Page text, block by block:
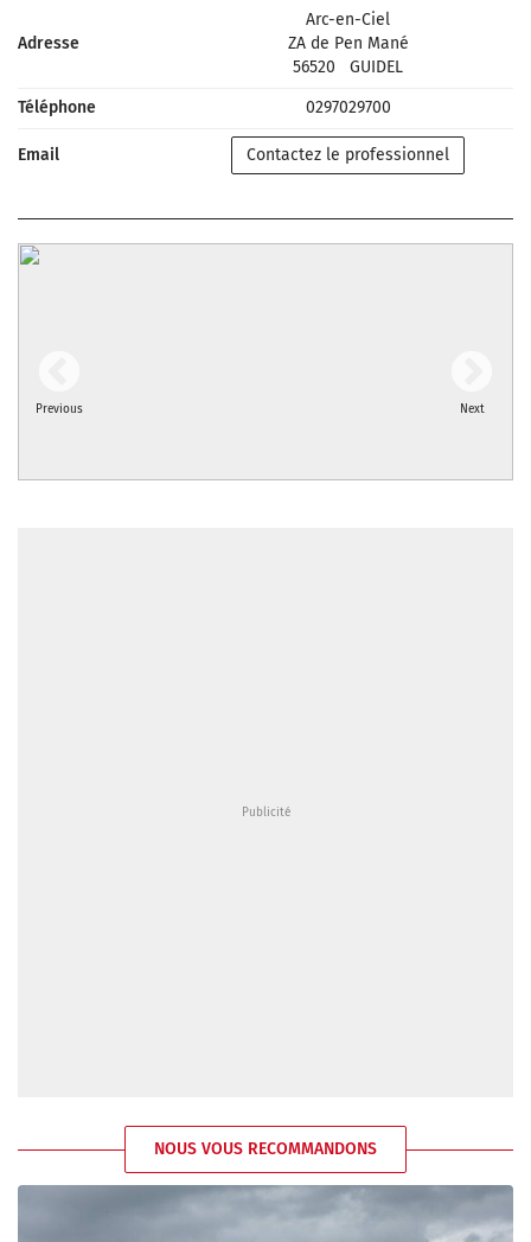
Adresse
Arc-en-Ciel
ZA de Pen Mané
56520
GUIDEL
Téléphone
0297029700
Email Contactez le professionnel
Previous Next
NOUS VOUS RECOMMANDONS